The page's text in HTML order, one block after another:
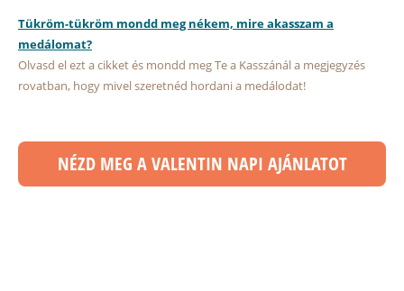
Tükröm-tükröm mondd meg nékem, mire akasszam a
medálomat?
Olvasd el ezt a cikket és mondd meg Te a Kasszánál a megjegyzés
rovatban, hogy mivel szeretnéd hordani a medálodat!
NÉZD MEG A VALENTIN NAPI AJÁNLATOT